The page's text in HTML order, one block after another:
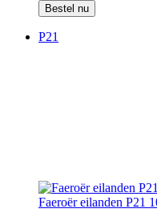
Bestel nu
P21
Faeroër eilanden P21